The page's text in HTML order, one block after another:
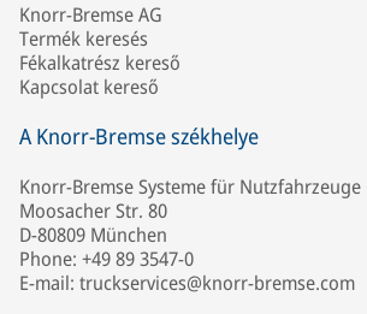
Knorr-Bremse AG
Termék keresés
Fékalkatrész kereső
Kapcsolat kereső
A Knorr-Bremse székhelye
Knorr-Bremse Systeme für Nutzfahrzeuge
Moosacher Str. 80
D-80809 München
Phone: +49 89 3547-0
E-mail: truckservices@knorr-bremse.com